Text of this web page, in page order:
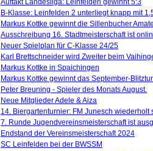
Auftakt Landesliga: Leinfelden gewinnt 5:3
B-Klasse: Leinfelden 2 unterliegt knapp mit
Markus Kottke gewinnt die Sillenbucher
Ausschreibung 16. Stadtmeisterschaft ist
Neuer Spielplan für C-Klasse 24/25
Karl Brettschneider wird Zweiter beim
Markus Kottke in Spaichingen
Markus Kottke gewinnt das September-
Peter Breuning - Spieler des Monats August.
Neue Mitglieder Adele & Aiza
14. Biergartenturnier: FM Junesch wiederholt
7. Runde Jugendvereinsmeisterschaft ist
Endstand der Vereinsmeisterschaft 2024
SC Leinfelden bei der BWSSM